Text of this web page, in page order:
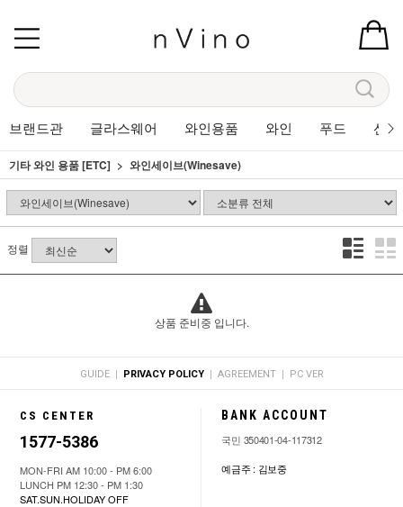
브랜드관 글라스웨어 와인용품 와인 푸드 선
기타 와인 용품 [ETC] 와인세이브(Winesave)
정렬
상품 준비중 입니다.
GUIDE | PRIVACY POLICY | AGREEMENT | PC VER
CS CENTER
1577-5386
MON-FRI AM 10:00 - PM 6:00
LUNCH PM 12:30 - PM 1:30
SAT.SUN.HOLIDAY OFF
BANK ACCOUNT
국민 350401-04-117312
예금주 : 김보중